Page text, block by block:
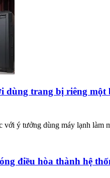
dùng trang bị riêng một
ý tưởng dùng máy lạnh làm
điều hòa thành hệ